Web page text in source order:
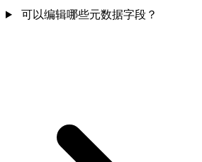
可以编辑哪些元数据字段？